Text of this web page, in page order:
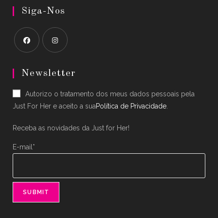
Siga-Nos
in
new
tab
in
new
tab
Newsletter
Autorizo o tratamento dos meus dados pessoais pela
Just For Her e aceito a suaPolítica de Privacidade
Receba as novidades da Just for Her!
E-mail*